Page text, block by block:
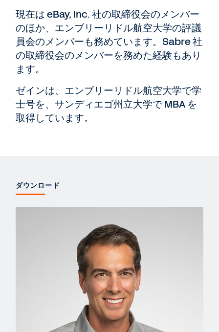
現在は eBay, Inc. 社の取締役会のメンバー
のほか、エンブリーリドル航空大学の評議
員会のメンバーも務めています。Sabre 社
の取締役会のメンバーを務めた経験もあり
ます。
ゼインは、エンブリーリドル航空大学で学
士号を、サンディエゴ州立大学で MBA を
取得しています。
ダウンロード